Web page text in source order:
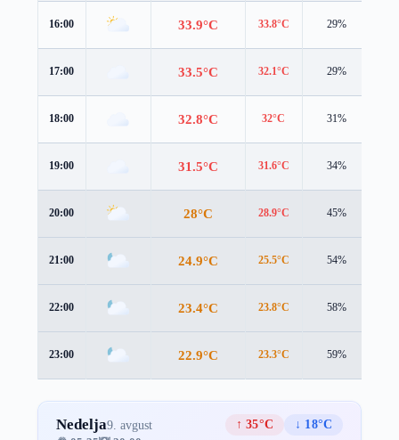
16:00 33.9°C 33.8°C 29%
17:00 33.5°C 32.1°C 29%
18:00 32.8°C 32°C 31%
19:00 31.5°C 31.6°C 34%
20:00 28°C 28.9°C 45%
21:00 24.9°C 25.5°C 54%
22:00 23.4°C 23.8°C 58%
23:00 22.9°C 23.3°C 59%
Nedelja9. avgust ↑ 35°C
↓ 18°C